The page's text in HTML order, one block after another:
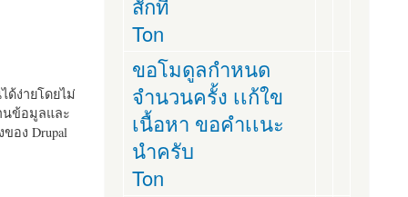
ด้ง่ายโดยไม่
นข้อมูลและ
อง Drupal
สักที
Ton
ขอโมดูลกำหนด
จำนวนครั้ง เเก้ใข
เนื้อหา ขอคำเเนะ
นำครับ
Ton